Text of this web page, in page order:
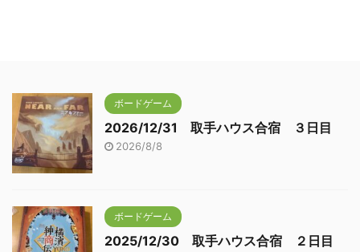
ボードゲーム
2026/12/31 取手ハウス合宿 ３日目
2026/8/8
ボードゲーム
2025/12/30 取手ハウス合宿 ２日目